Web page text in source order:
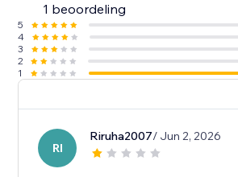
1 beoordeling
5
4
3
2
1
RI
Riruha2007/ Jun 2, 2026